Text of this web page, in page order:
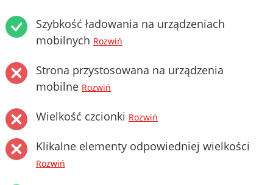
Szybkość ładowania na urządzeniach
mobilnych Rozwiń
Strona przystosowana na urządzenia
mobilne Rozwiń
Wielkość czcionki Rozwiń
Klikalne elementy odpowiedniej wielkości
Rozwiń